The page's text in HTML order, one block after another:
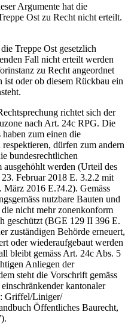
Argumente hat die
Ost zu Recht nicht erteilt.
Treppe Ost gesetzlich
Fall nicht erteilt werden
zu Recht angeordnet
ist oder ob diesem Rückbau ein
richtet sich der
nach Art. 24c RPG. Die
haben zum einen die
dürfen zum andern
bundesrechtlichen
ausgehöhlt werden (Urteil des
Februar 2018 E. 3.2.2 mit
2016 E.?4.2). Gemäss
nutzbare Bauten und
nicht mehr zonenkonform
geschützt (BGE 129 II 396 E.
zuständigen Behörde erneuert,
oder wiederaufgebaut werden
bleibt gemäss Art. 24c Abs. 5
Anliegen der
steht die Vorschrift gemäss
kantonaler
Griffel/Liniger/
Öffentliches Baurecht,